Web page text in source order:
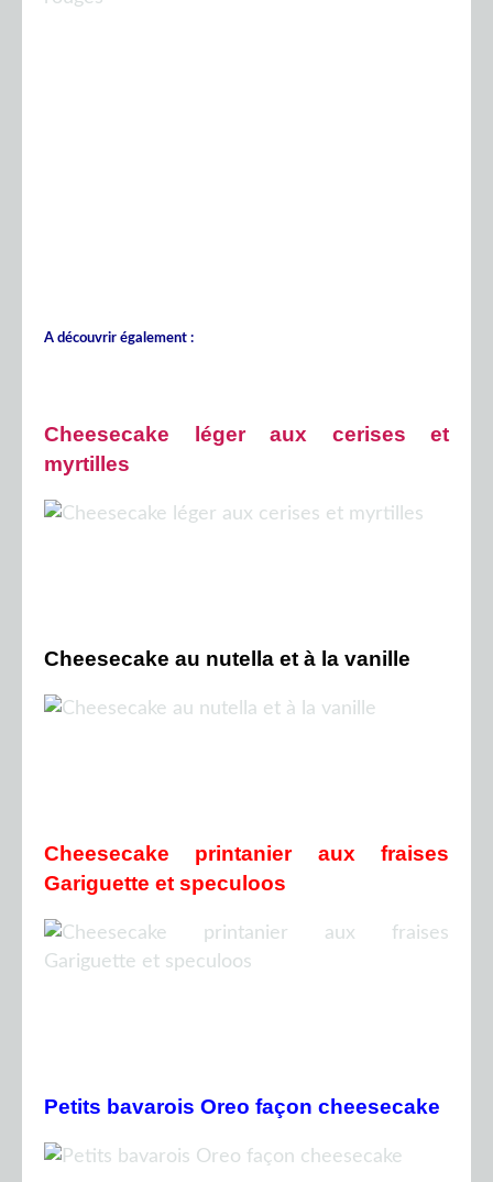
A découvrir également :
Cheesecake léger aux cerises et
myrtilles
Cheesecake au nutella et à la vanille
Cheesecake printanier aux fraises
Gariguette et speculoos
Petits bavarois Oreo façon cheesecake